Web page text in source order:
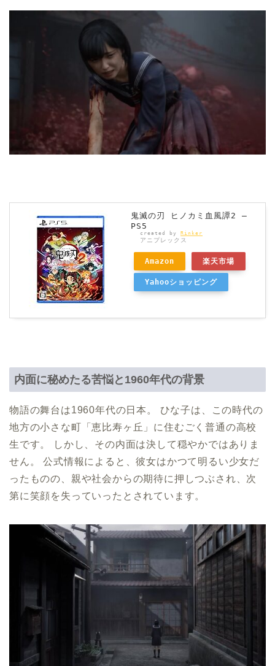
鬼滅の刃 ヒノカミ血風譚2 –
PS5
created by Rinker
アニプレックス
Amazon 楽天市場
Yahooショッピング
内面に秘めたる苦悩と1960年代の背景
物語の舞台は1960年代の日本。 ひな子は、この時代の
地方の小さな町「恵比寿ヶ丘」に住むごく普通の高校
生です。 しかし、その内面は決して穏やかではありま
せん。 公式情報によると、彼女はかつて明るい少女だ
ったものの、親や社会からの期待に押しつぶされ、次
第に笑顔を失っていったとされています。